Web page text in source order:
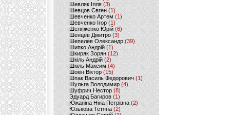
Шевляк Ілля (3)
Шевцов Євген (1)
Шевченко Артем(1)
Шевченко Ігор(1)
Шеляженко Юрій (6)
Шенцев Дмитро (3)
Шепелев Олександр (39)
Шипко Андрій(1)
Шкиряк Зорян(12)
Шкіль Андрій(2)
Шкіль Максим (4)
Шокін Віктор (15)
Шпак Василь Федорович (1)
Шульга Володимир (4)
Шуфрич Нестор(8)
Эдуард Багиров (1)
Южаніна Ніна Петрівна (2)
Юзькова Тетяна(2)